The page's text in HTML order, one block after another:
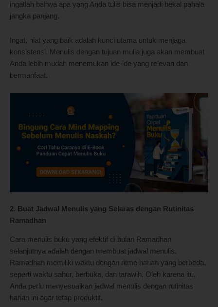
ingatlah bahwa apa yang Anda tulis bisa menjadi bekal pahala
jangka panjang.
Ingat, niat yang baik adalah kunci utama untuk menjaga
konsistensi. Menulis dengan tujuan mulia juga akan membuat
Anda lebih mudah menemukan ide-ide yang relevan dan
bermanfaat.
2. Buat Jadwal Menulis yang Selaras dengan Rutinitas
Ramadhan
Cara menulis buku yang efektif di bulan Ramadhan
selanjutnya adalah dengan membuat jadwal menulis.
Ramadhan memiliki waktu dengan ritme harian yang berbeda,
seperti waktu sahur, berbuka, dan tarawih. Oleh karena itu,
Anda perlu menyesuaikan jadwal menulis dengan rutinitas
harian ini agar tetap produktif.